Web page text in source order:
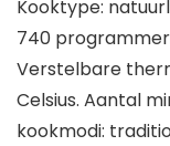
Kooktype:
740
Verstelbare
Celsius. Aantal
kookmodi: